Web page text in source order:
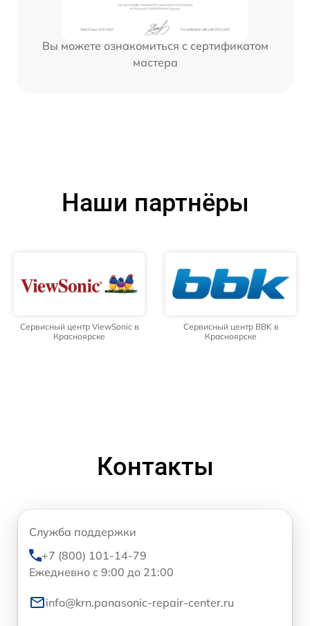
Вы можете ознакомиться с сертификатом
мастера
Наши партнёры
Сервисный центр ViewSonic в
Красноярске
Сервисный центр BBK в
Красноярске
Контакты
Служба поддержки
+7 (800) 101-14-79
Ежедневно с 9:00 до 21:00
info@krn.panasonic-repair-center.ru